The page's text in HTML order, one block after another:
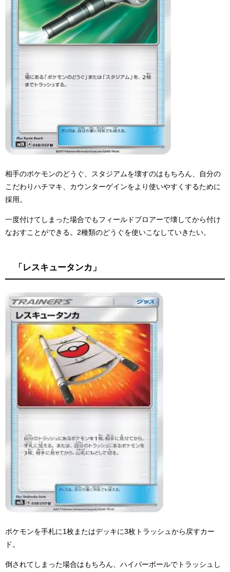
相手のポケモンのどうぐ、スタジアムを壊すのはもちろん、自分の
こだわりハチマキ、カウンターゲインをより使いやすくするために
採用。
一度付けてしまった場合でもフィールドブロアーで壊してから付け
なおすことができる。2種類のどうぐを使いこなしていきたい。
「レスキュータンカ」
ポケモンを手札に1枚またはデッキに3枚トラッシュから戻すカー
ド。
倒されてしまった場合はもちろん、ハイパーボールでトラッシュし